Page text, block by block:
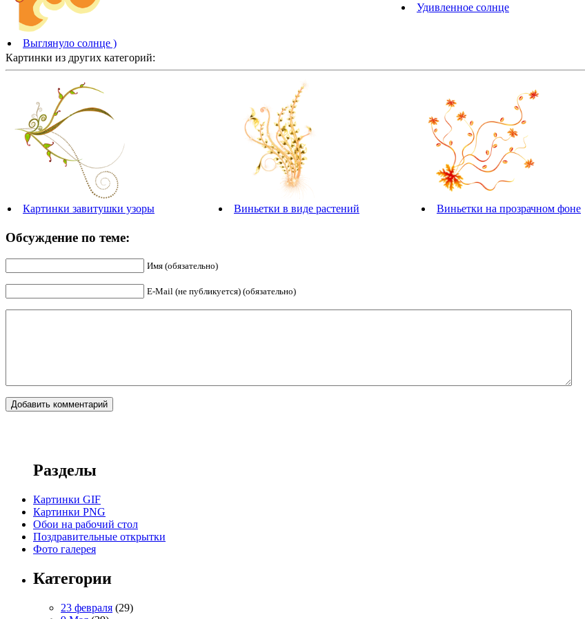
Выглянуло солнце )
Удивленное солнце
Картинки из других категорий:
Картинки завитушки узоры Виньетки в виде растений Виньетки на прозрачном фоне
Обсуждение по теме:
Имя (обязательно)
E-Mail (не публикуется) (обязательно)
Разделы
Картинки GIF
Картинки PNG
Обои на рабочий стол
Поздравительные открытки
Фото галерея
Категории
23 февраля (29)